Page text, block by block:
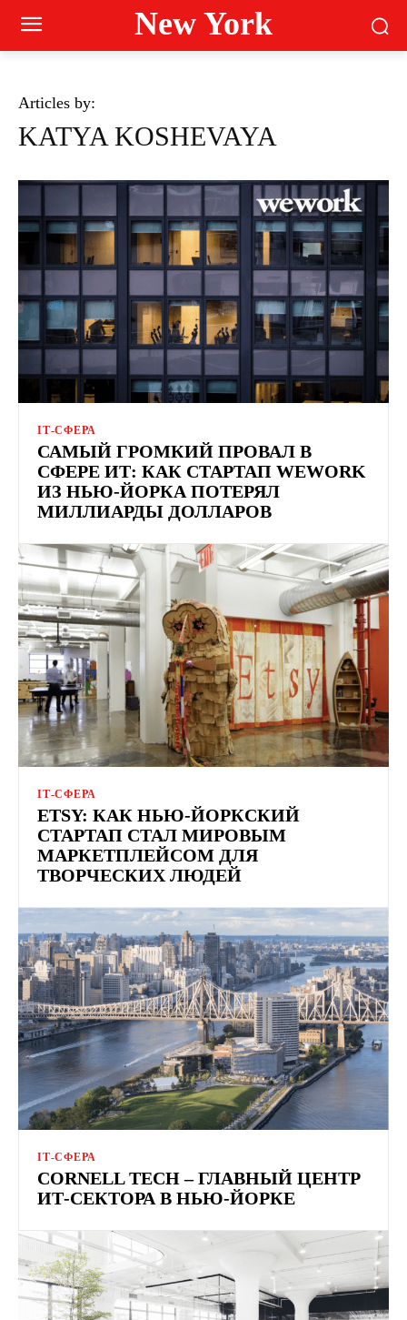
New York
Articles by:
KATYA KOSHEVAYA
ІТ-СФЕРА
САМЫЙ ГРОМКИЙ ПРОВАЛ В
СФЕРЕ ИТ: КАК СТАРТАП WEWORK
ИЗ НЬЮ-ЙОРКА ПОТЕРЯЛ
МИЛЛИАРДЫ ДОЛЛАРОВ
ІТ-СФЕРА
ETSY: КАК НЬЮ-ЙОРКСКИЙ
СТАРТАП СТАЛ МИРОВЫМ
МАРКЕТПЛЕЙСОМ ДЛЯ
ТВОРЧЕСКИХ ЛЮДЕЙ
ІТ-СФЕРА
CORNELL TECH – ГЛАВНЫЙ ЦЕНТР
ИТ-СЕКТОРА В НЬЮ-ЙОРКЕ